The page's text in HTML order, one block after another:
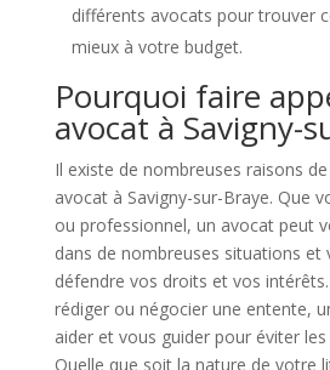
différents avocats pour trouver
mieux à votre budget.
Pourquoi faire
avocat à Savigny-
Il existe de nombreuses raisons
avocat à Savigny-sur-Braye. Que
ou professionnel, un avocat peut
dans de nombreuses situations et
défendre vos droits et vos
rédiger ou négocier une entente,
aider et vous guider pour éviter les
Quelle que soit la nature de votre